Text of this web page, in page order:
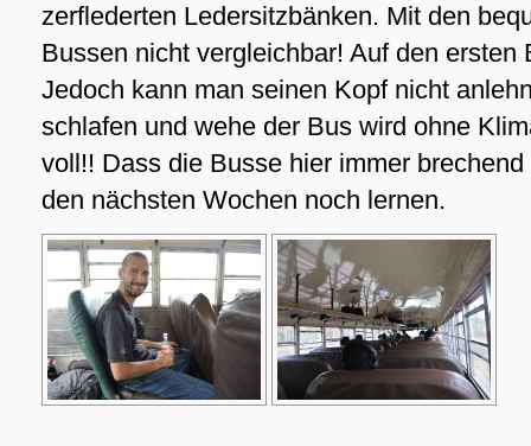
zerflederten Ledersitzbänken. Mit den
Bussen nicht vergleichbar! Auf den ersten
Jedoch kann man seinen Kopf nicht
schlafen und wehe der Bus wird ohne
voll!! Dass die Busse hier immer
den nächsten Wochen noch lernen.